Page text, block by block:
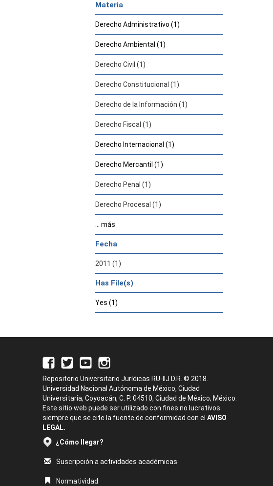
Materia
Derecho Administrativo (1)
Derecho Ambiental (1)
Derecho Civil (1)
Derecho Constitucional (1)
Derecho de la Información (1)
Derecho Fiscal (1)
Derecho Internacional (1)
Derecho Mercantil (1)
Derecho Penal (1)
Derecho Procesal (1)
... más
Fecha
2011 (1)
Has File(s)
Yes (1)
Repositorio Universitario Jurídicas RU-IIJ D.R. © 2018.
Universidad Nacional Autónoma de México, Ciudad
Universitaria, Coyoacán, C. P. 04510, Ciudad de México, México.
Este sitio web puede ser utilizado con fines no lucrativos
siempre que se cite la fuente de conformidad con el AVISO
LEGAL.
¿Cómo llegar?
Suscripción a actividades académicas
Normatividad